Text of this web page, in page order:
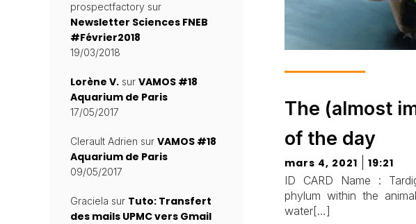
prospectfactory sur
Newsletter Sciences FNEB
#Février2018
19/03/2018
Lorène V. sur VAMOS #18
Aquarium de Paris
17/05/2017
Clerault Adrien sur VAMOS #18
Aquarium de Paris
09/05/2017
Graciela sur Tuto: Transfert
des mails UPMC vers Gmail
The (almost
of the day
mars 4, 2021
19:21
ID CARD Name :
phylum within the
water[…]